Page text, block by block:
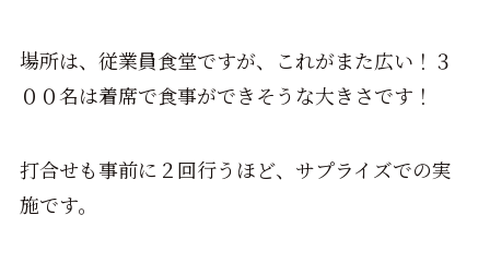
場所は、従業員食堂ですが、これがまた広い！３
００名は着席で食事ができそうな大きさです！
打合せも事前に２回行うほど、サプライズでの実
施です。